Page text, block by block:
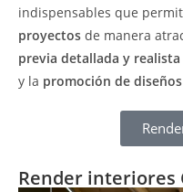
indispensables que
proyectos de manera
previa detallada y realista
y la promoción de
Render interiores